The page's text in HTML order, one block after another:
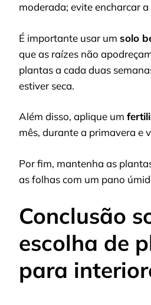
moderada; evite encharcar a
É importante usar um solo
que as raízes não
plantas a cada duas
estiver seca.
Além disso, aplique um
mês, durante a primavera e
Por fim, mantenha as
as folhas com um pano
Conclusão
escolha de
para